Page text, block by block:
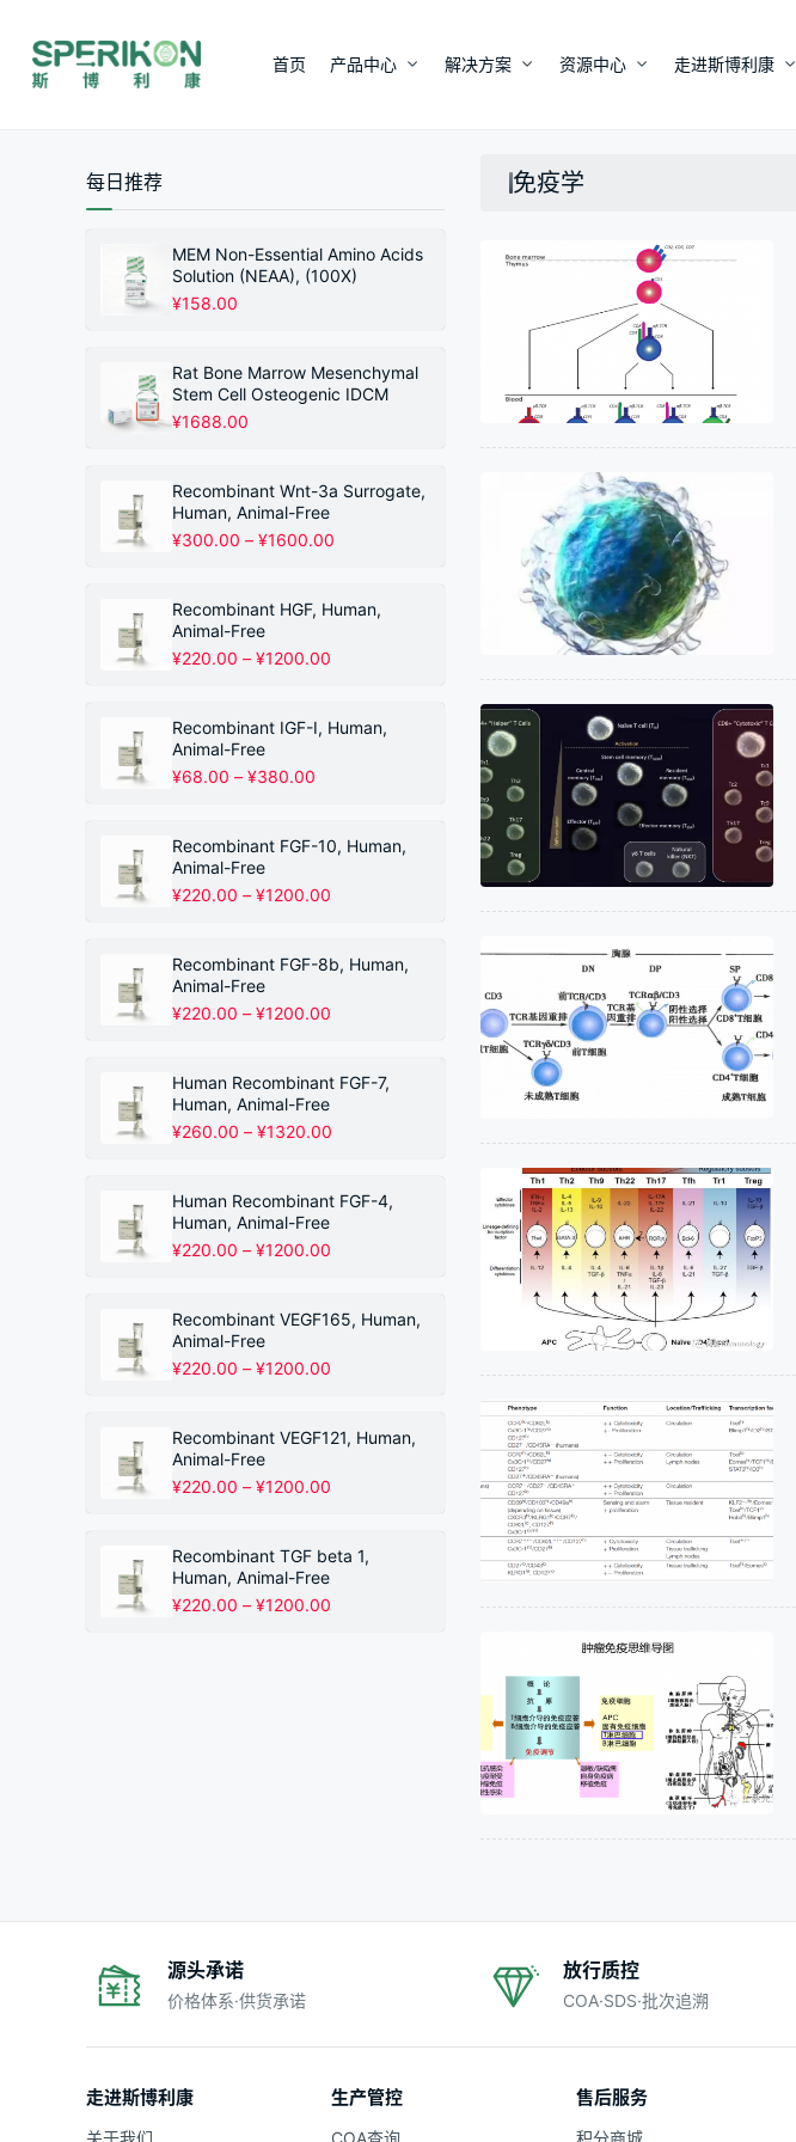
首页 产品中心 解决方案 资源中心 走进斯博利康
免疫学
每日推荐
MEM Non-Essential Amino Acids
Solution (NEAA), (100X)
¥158.00
Rat Bone Marrow Mesenchymal
Stem Cell Osteogenic IDCM
¥1688.00
Recombinant Wnt-3a Surrogate,
Human, Animal-Free
¥300.00 – ¥1600.00
围：
¥300.00
Recombinant HGF, Human,
Animal-Free
¥220.00 – ¥1200.00
围：
¥220.00
Recombinant IGF-I, Human,
Animal-Free
¥68.00 – ¥380.00
围：
¥68.00
¥380.00
Recombinant FGF-10, Human,
Animal-Free
¥220.00 – ¥1200.00
围：
¥220.00
Recombinant FGF-8b, Human,
Animal-Free
¥220.00 – ¥1200.00
围：
¥220.00
¥1200.00
Human Recombinant FGF-7,
Human, Animal-Free
¥260.00 – ¥1320.00
围：
¥260.00
Human Recombinant FGF-4,
Human, Animal-Free
¥220.00 – ¥1200.00
围：
¥220.00
Recombinant VEGF165, Human,
Animal-Free
¥220.00 – ¥1200.00
围：
¥220.00
Recombinant VEGF121, Human,
Animal-Free
¥220.00 – ¥1200.00
围：
¥220.00
Recombinant TGF beta 1,
Human, Animal-Free
¥220.00 – ¥1200.00
源头承诺
价格体系·供货承诺
放行质控
COA·SDS·批次追溯
走进斯博利康
关于我们
生产管控
COA查询
售后服务
积分商城